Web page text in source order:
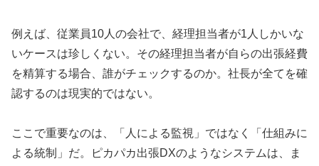
例えば、従業員10人の会社で、経理担当者が1人しかいな
いケースは珍しくない。その経理担当者が自らの出張経費
を精算する場合、誰がチェックするのか。社長が全てを確
認するのは現実的ではない。
ここで重要なのは、「人による監視」ではなく「仕組みに
よる統制」だ。ピカパカ出張DXのようなシステムは、ま